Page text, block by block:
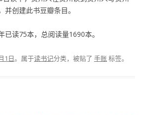
创建此书豆瓣条目。
读75本，总阅读量1690本。
1日。属于读书记分类，被贴了 手账标签。